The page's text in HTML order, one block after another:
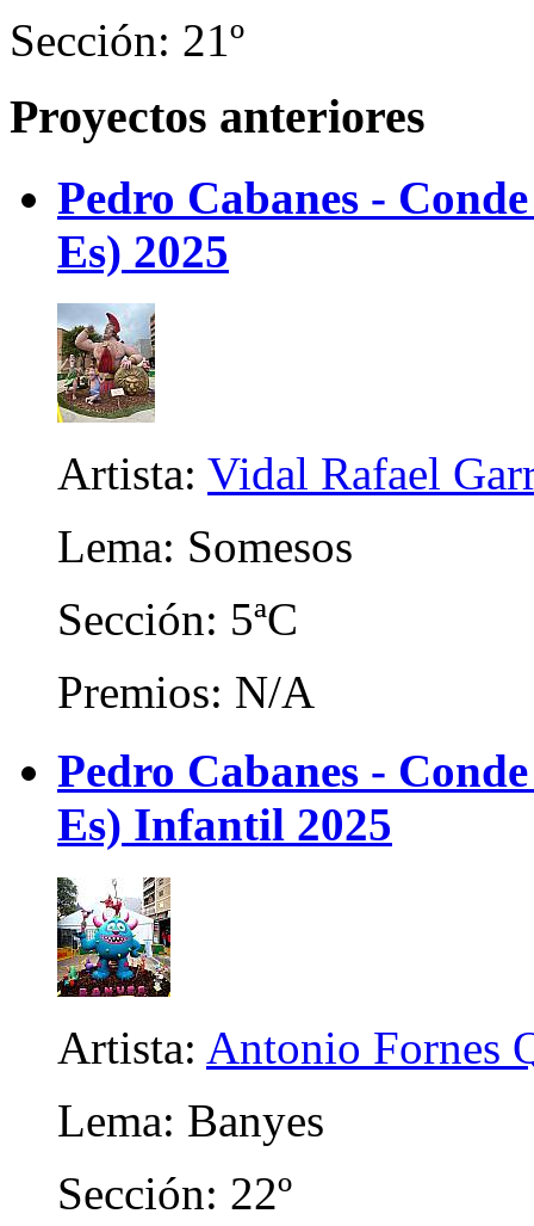
Sección: 21º
Proyectos anteriores
Pedro Cabanes -
Es) 2025
Artista: Vidal Rafael
Lema: Somesos
Sección: 5ªC
Premios: N/A
Pedro Cabanes -
Es) Infantil 2025
Artista: Antonio Fornes
Lema: Banyes
Sección: 22º